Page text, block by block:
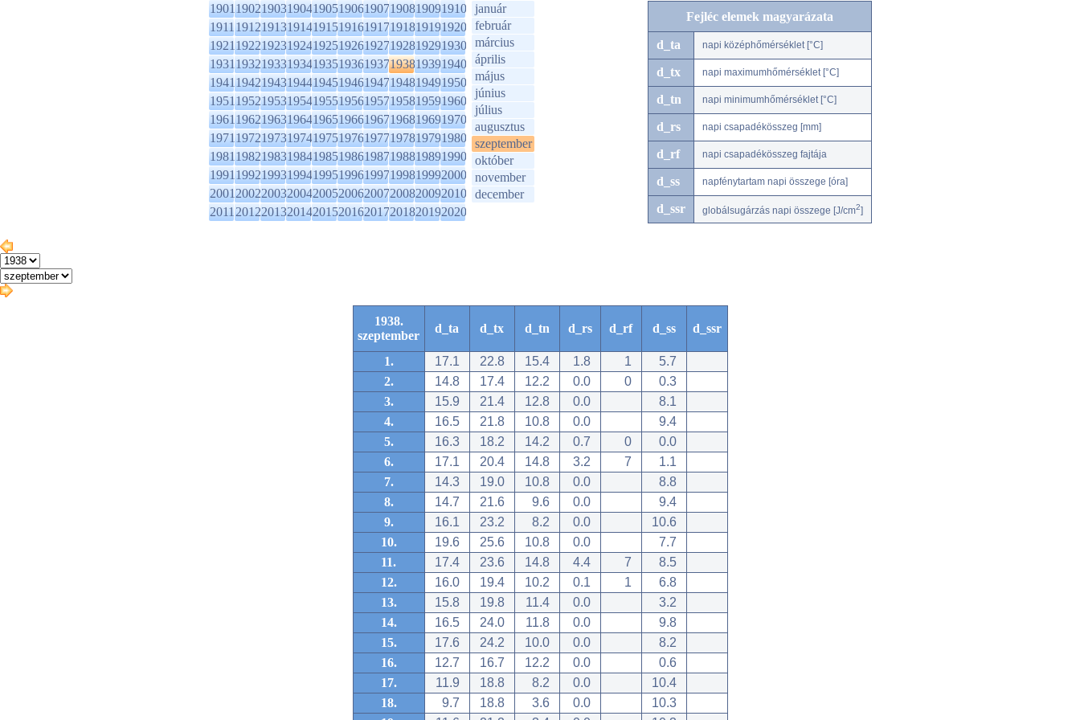
1901190219031904190519061907190819091910
1911191219131914191519161917191819191920
1921192219231924192519261927192819291930
1931193219331934193519361937193819391940
1941194219431944194519461947194819491950
1951195219531954195519561957195819591960
1961196219631964196519661967196819691970
1971197219731974197519761977197819791980
1981198219831984198519861987198819891990
1991199219931994199519961997199819992000
2001200220032004200520062007200820092010
2011201220132014201520162017201820192020
január
február
március
április
május
június
július
augusztus
szeptember
október
november
december
Fejléc elemek magyarázata
d_ta napi középhőmérséklet [°C]
d_tx napi maximumhőmérséklet [°C]
d_tn napi minimumhőmérséklet [°C]
d_rs napi csapadékösszeg [mm]
d_rf napi csapadékösszeg fajtája
d_ss napfénytartam napi összege [óra]
d_ssr globálsugárzás napi összege [J/cm2]
1938.
szeptember
d_ta d_tx d_tn d_rs d_rf d_ss d_ssr
1. 17.1 22.8 15.4 1.8 1
5.7
2.
14.8 17.4 12.2 0.0 0
0.3
3.
15.9 21.4 12.8 0.0
8.1
4.
16.5 21.8 10.8 0.0
9.4
5.
16.3 18.2 14.2 0.7 0
0.0
6.
17.1 20.4 14.8 3.2 7
1.1
7.
14.3 19.0 10.8 0.0
8.8
8.
14.7 21.6 9.6 0.0
9.4
9.
16.1 23.2 8.2 0.0
10.6
10.
19.6 25.6 10.8 0.0
7.7
11.
17.4 23.6 14.8 4.4 7
8.5
12.
16.0 19.4 10.2 0.1 1
6.8
13.
15.8 19.8 11.4 0.0
3.2
14.
16.5 24.0 11.8 0.0
9.8
15.
17.6 24.2 10.0 0.0
8.2
16.
12.7 16.7 12.2 0.0
0.6
17.
11.9 18.8 8.2 0.0
10.4
18.
9.7 18.8 3.6 0.0
10.3